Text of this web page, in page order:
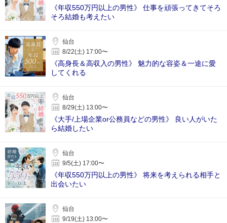
《年収550万円以上の男性》 仕事を頑張ってきてそろ
そろ結婚も考えたい
仙台
8/22(土) 17:00〜
《高身長＆高収入の男性》 魅力的な容姿＆一途に愛
してくれる
仙台
8/29(土) 13:00〜
《大手/上場企業or公務員などの男性》 良い人がいた
ら結婚したい
仙台
9/5(土) 17:00〜
《年収550万円以上の男性》 将来を考えられる相手と
出会いたい
仙台
9/19(土) 13:00〜